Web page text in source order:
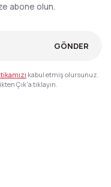
abone olun.
GÖNDER
kabul etmiş olursunuz.
Çık'a tıklayın.